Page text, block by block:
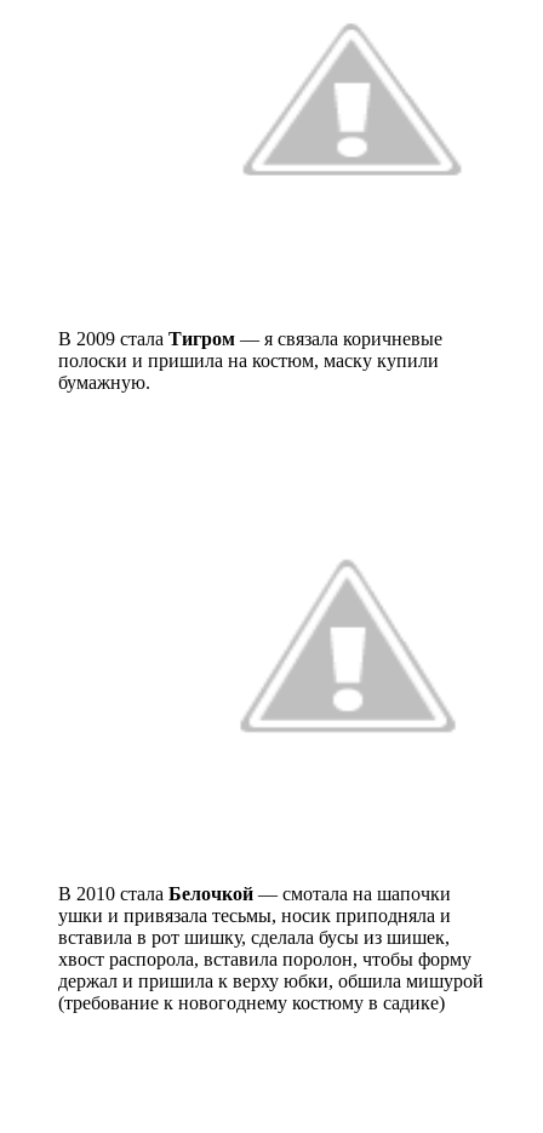
В 2009 стала Тигром — я связала коричневые
полоски и пришила на костюм, маску купили
бумажную.
В 2010 стала Белочкой — смотала на шапочки
ушки и привязала тесьмы, носик приподняла и
вставила в рот шишку, сделала бусы из шишек,
хвост распорола, вставила поролон, чтобы форму
держал и пришила к верху юбки, обшила мишурой
(требование к новогоднему костюму в садике)